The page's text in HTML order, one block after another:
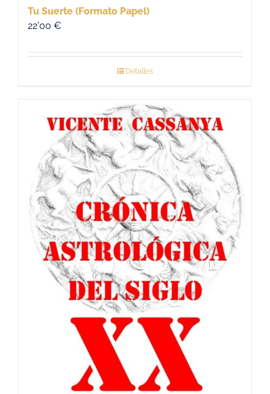
Tu Suerte (Formato Papel)
22'00 €
Detalles